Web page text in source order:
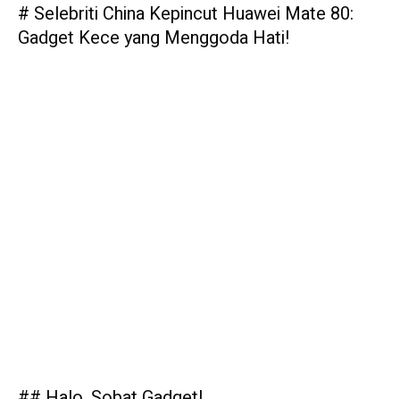
# Selebriti China Kepincut Huawei Mate 80:
Gadget Kece yang Menggoda Hati!